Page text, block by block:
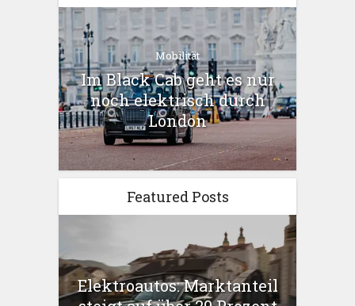
Mobilität
Im Black Cab geht es nur
noch elektrisch durch
London
Featured Posts
Elektroautos: Marktanteil